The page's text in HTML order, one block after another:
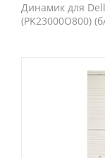
Динамик для
(PK23000O800)